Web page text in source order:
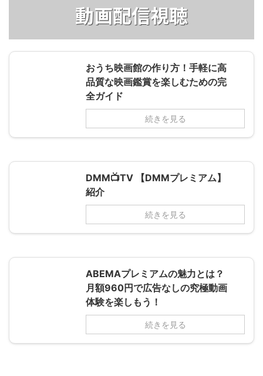
動画配信視聴
おうち映画館の作り方！手軽に高
品質な映画鑑賞を楽しむための完
全ガイド
続きを見る
DMM📺TV 【DMMプレミアム】
紹介
続きを見る
ABEMAプレミアムの魅力とは？
月額960円で広告なしの究極動画
体験を楽しもう！
続きを見る